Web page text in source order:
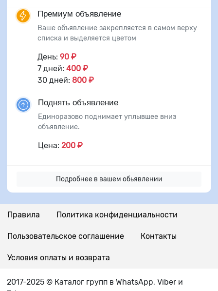
Премиум объявление
Ваше объявление закрепляется в самом верху
списка и выделяется цветом
День: 90 ₽
7 дней: 400 ₽
30 дней: 800 ₽
Поднять объявление
Единоразово поднимает уплывшее вниз
объявление.
Цена: 200 ₽
Подробнее в вашем обьявлении
Правила Политика конфиденциальности
Пользовательское соглашение Контакты
Условия оплаты и возврата
2017-2025 © Каталог групп в WhatsApp, Viber и